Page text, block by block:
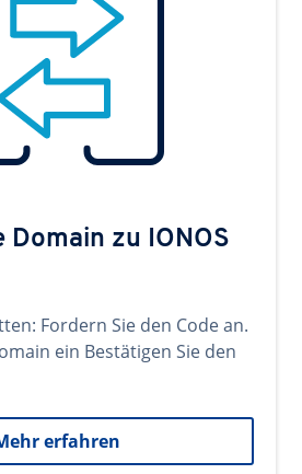
Domain zu IONOS
Fordern Sie den Code an.
ein Bestätigen Sie den
erfahren